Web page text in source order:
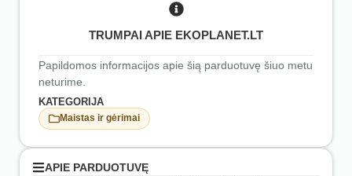
TRUMPAI APIE EKOPLANET.LT
Papildomos informacijos apie šią parduotuvę šiuo metu
neturime.
KATEGORIJA
Maistas ir gėrimai
APIE PARDUOTUVĘ